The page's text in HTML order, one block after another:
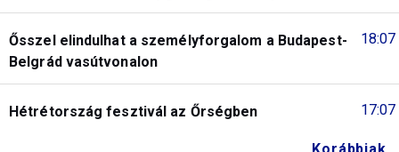
18:07
Ősszel elindulhat a személyforgalom a Budapest-
Belgrád vasútvonalon
17:07
Hétrétország fesztivál az Őrségben